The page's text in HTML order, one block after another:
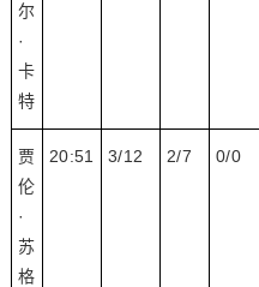
尔
·
卡
特
贾
伦
·
苏
格
20:51 3/12 2/7 0/0